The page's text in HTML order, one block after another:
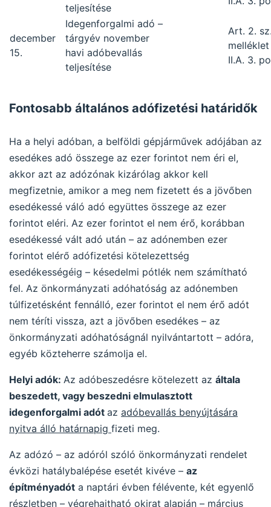
teljesítése
december
15.
Idegenforgalmi adó –
tárgyév november
havi adóbevallás
teljesítése
Art. 2.
melléklet
II.A. 3.
Fontosabb általános adófizetési határidők
Ha a helyi adóban, a belföldi gépjárművek adójában az
esedékes adó összege az ezer forintot nem éri el,
akkor azt az adózónak kizárólag akkor kell
megfizetnie, amikor a meg nem fizetett és a jövőben
esedékessé váló adó együttes összege az ezer
forintot eléri. Az ezer forintot el nem érő, korábban
esedékessé vált adó után – az adónemben ezer
forintot elérő adófizetési kötelezettség
esedékességéig – késedelmi pótlék nem számítható
fel. Az önkormányzati adóhatóság az adónemben
túlfizetésként fennálló, ezer forintot el nem érő adót
nem téríti vissza, azt a jövőben esedékes – az
önkormányzati adóhatóságnál nyilvántartott – adóra,
egyéb közteherre számolja el.
Helyi adók: Az adóbeszedésre kötelezett az általa
beszedett, vagy beszedni elmulasztott
idegenforgalmi adót az adóbevallás benyújtására
nyitva álló határnapig fizeti meg.
Az adózó – az adóról szóló önkormányzati rendelet
évközi hatálybalépése esetét kivéve – az
építményadót a naptári évben félévente, két egyenlő
részletben – végrehajtható okirat alapján – március